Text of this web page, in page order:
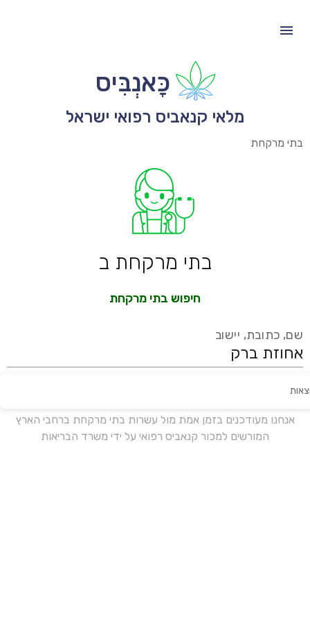
כָּאנְבִּיס
מלאי קנאביס רפואי ישראל
בתי מרקחת
בתי מרקחת ב
חיפוש בתי מרקחת
שם, כתובת, יישוב
אנחנו מעודכנים בזמן אמת מול עשרות בתי מרקחת ברחבי הארץ
המורשים למכור קנאביס רפואי על ידי משרד הבריאות